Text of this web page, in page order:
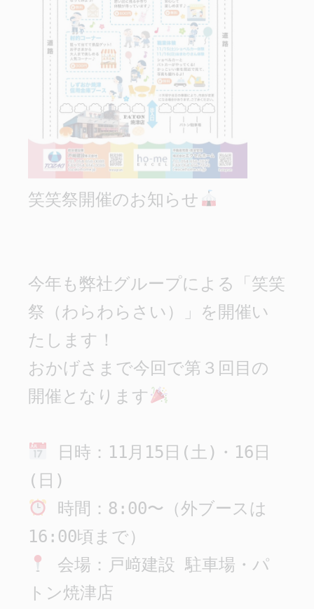
笑笑祭開催のお知らせ
今年も弊社グループによる「笑笑
祭（わらわらさい）」を開催い
たします！
おかげさまで今回で第３回目の
開催となります
日時：11月15日(土)・16日
時間：8:00〜（外ブースは
会場：戸﨑建設 駐車場・パ
トン焼津店